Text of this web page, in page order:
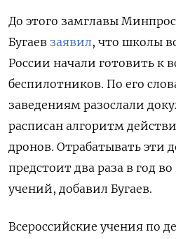
До этого замглавы
Бугаев заявил, что школы
России начали готовить
беспилотников. По его
заведениям разослали
расписан алгоритм
дронов. Отрабатывать эти
предстоит два раза в год
учений, добавил Бугаев.
Всероссийские учения по